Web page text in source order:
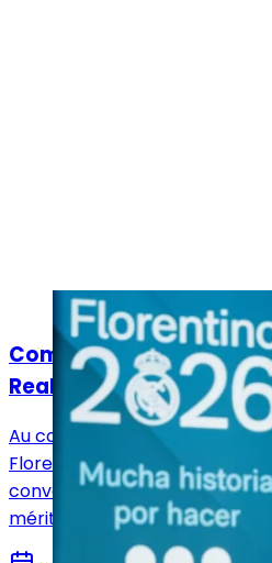
Actualités
Comment Florentino
Real Madrid avec ces
Au cœur de la pire crise
Florentino Pérez a pris tout le
convoquant des élections
mérite qu'on s'y attarde.